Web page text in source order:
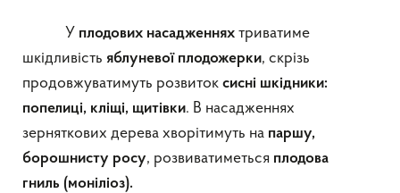
У плодових насадженнях триватиме
шкідливість яблуневої плодожерки, скрізь
продовжуватимуть розвиток сисні шкідники:
попелиці, кліщі, щитівки. В насадженнях
зерняткових дерева хворітимуть на паршу,
борошнисту росу, розвиватиметься плодова
гниль (моніліоз).